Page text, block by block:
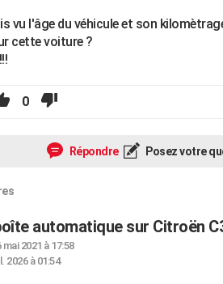
vu l'âge du véhicule et son
cette voiture ?
0
Répondre Posez votre
automatique sur Citroën
mai 2021 à 17:58
2026 à 01:54